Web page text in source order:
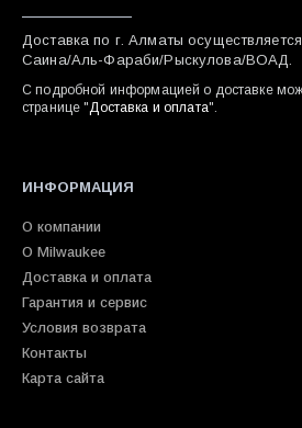
Доставка по г. Алматы
Саина/Аль-Фараби/Рыскулова/ВОАД.
С подробной информацией о доставке
странице " Доставка и оплата".
ИНФОРМАЦИЯ
О компании
О Milwaukee
Доставка и оплата
Гарантия и сервис
Условия возврата
Контакты
Карта сайта